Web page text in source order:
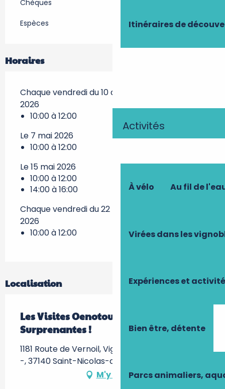
Itinéraires de
Activités
À vélo Au fil de
Virées dans les
Expériences et
Bien être, détente
Parcs animaliers,
Chèques
Espèces
Horaires
Chaque vendredi du 10 avril 2026 au 24 avril
2026
10:00 à 12:00
Le 7 mai 2026
10:00 à 12:00
Le 15 mai 2026
10:00 à 12:00
14:00 à 16:00
Chaque vendredi du 22 mai 2026 au 28 août
2026
10:00 à 12:00
Localisation
Les Visites Oenotouristiques
Surprenantes !
1181 Route de Vernoil, Vignoble de la Jarnoterie
-, 37140 Saint-Nicolas-de-Bourgueil
M'y rendre